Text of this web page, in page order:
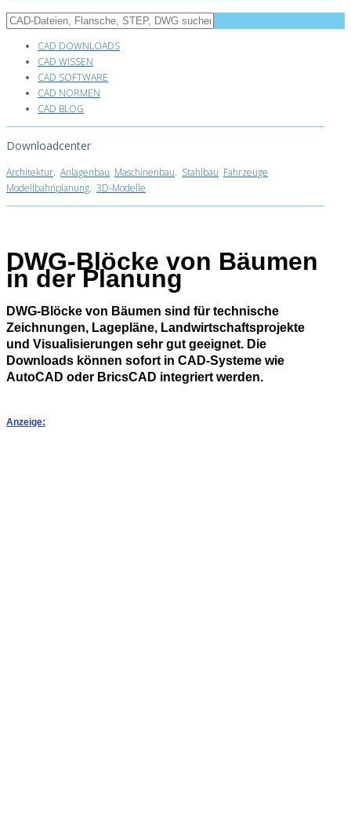
CAD DOWNLOADS
CAD WISSEN
CAD SOFTWARE
CAD NORMEN
CAD BLOG
Downloadcenter
Architektur. Anlagenbau Maschinenbau. Stahlbau Fahrzeuge
Modellbahnplanung. 3D-Modelle
DWG-Blöcke von Bäumen
in der Planung
DWG‑Blöcke von Bäumen sind für technische
Zeichnungen, Lagepläne, Landwirtschaftsprojekte
und Visualisierungen sehr gut geeignet. Die
Downloads können sofort in CAD‑Systeme wie
AutoCAD oder BricsCAD integriert werden.
Anzeige: